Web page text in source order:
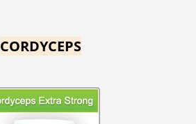
CORDYCEPS